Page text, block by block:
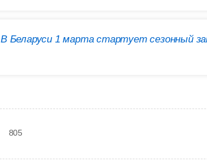
В Беларуси 1 марта стартует сезонный
805